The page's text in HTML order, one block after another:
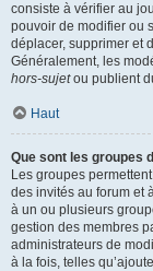
consiste à vérifier au
pouvoir de modifier ou
déplacer, supprimer et
Généralement, les
hors-sujetou publient
Haut
Que sont les groupes
Les groupes
des invités au forum et
à un ou plusieurs
gestion des membres
administrateurs de
à la fois, telles